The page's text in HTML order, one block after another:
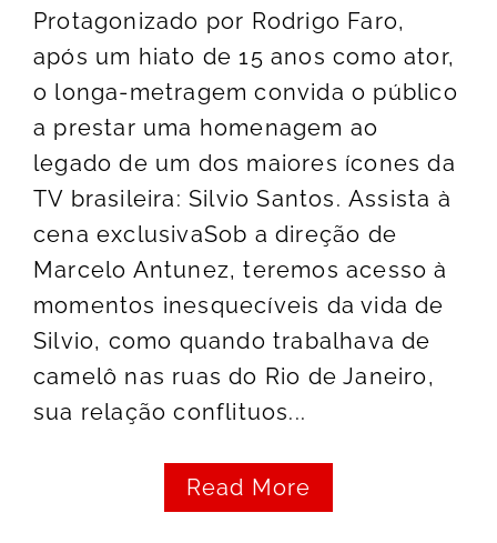
Protagonizado por Rodrigo Faro,
após um hiato de 15 anos como ator,
o longa-metragem convida o público
a prestar uma homenagem ao
legado de um dos maiores ícones da
TV brasileira: Silvio Santos. Assista à
cena exclusivaSob a direção de
Marcelo Antunez, teremos acesso à
momentos inesquecíveis da vida de
Silvio, como quando trabalhava de
camelô nas ruas do Rio de Janeiro,
sua relação conflituos...
Read More